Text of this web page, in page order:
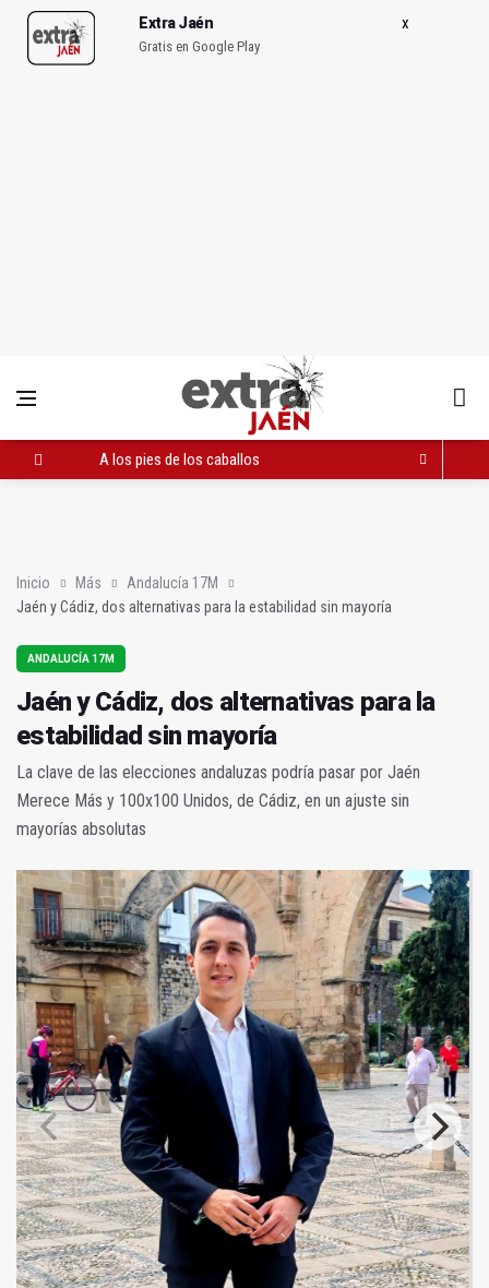
Extra Jaén
Gratis en Google Play
A los pies de los caballos
Inicio Más
Andalucía 17M
Jaén y Cádiz, dos alternativas para la estabilidad sin mayoría
ANDALUCÍA 17M
Jaén y Cádiz, dos alternativas para la
estabilidad sin mayoría
La clave de las elecciones andaluzas podría pasar por Jaén
Merece Más y 100x100 Unidos, de Cádiz, en un ajuste sin
mayorías absolutas